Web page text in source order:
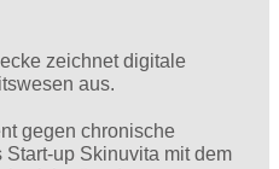
zeichnet digitale
aus.
gegen chronische
up Skinuvita mit dem